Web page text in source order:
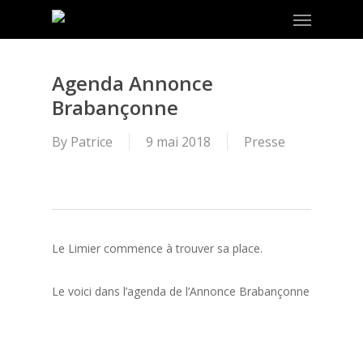
Menu
Agenda Annonce
Brabançonne
By Patrice 9 mai 2018 Presse
Le Limier commence à trouver sa place.
Le voici dans l’agenda de l’Annonce Brabançonne